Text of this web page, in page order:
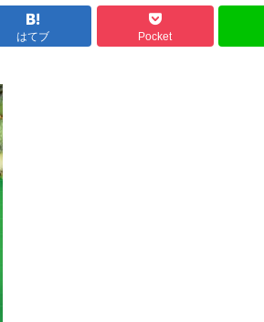
はてブ Pocket